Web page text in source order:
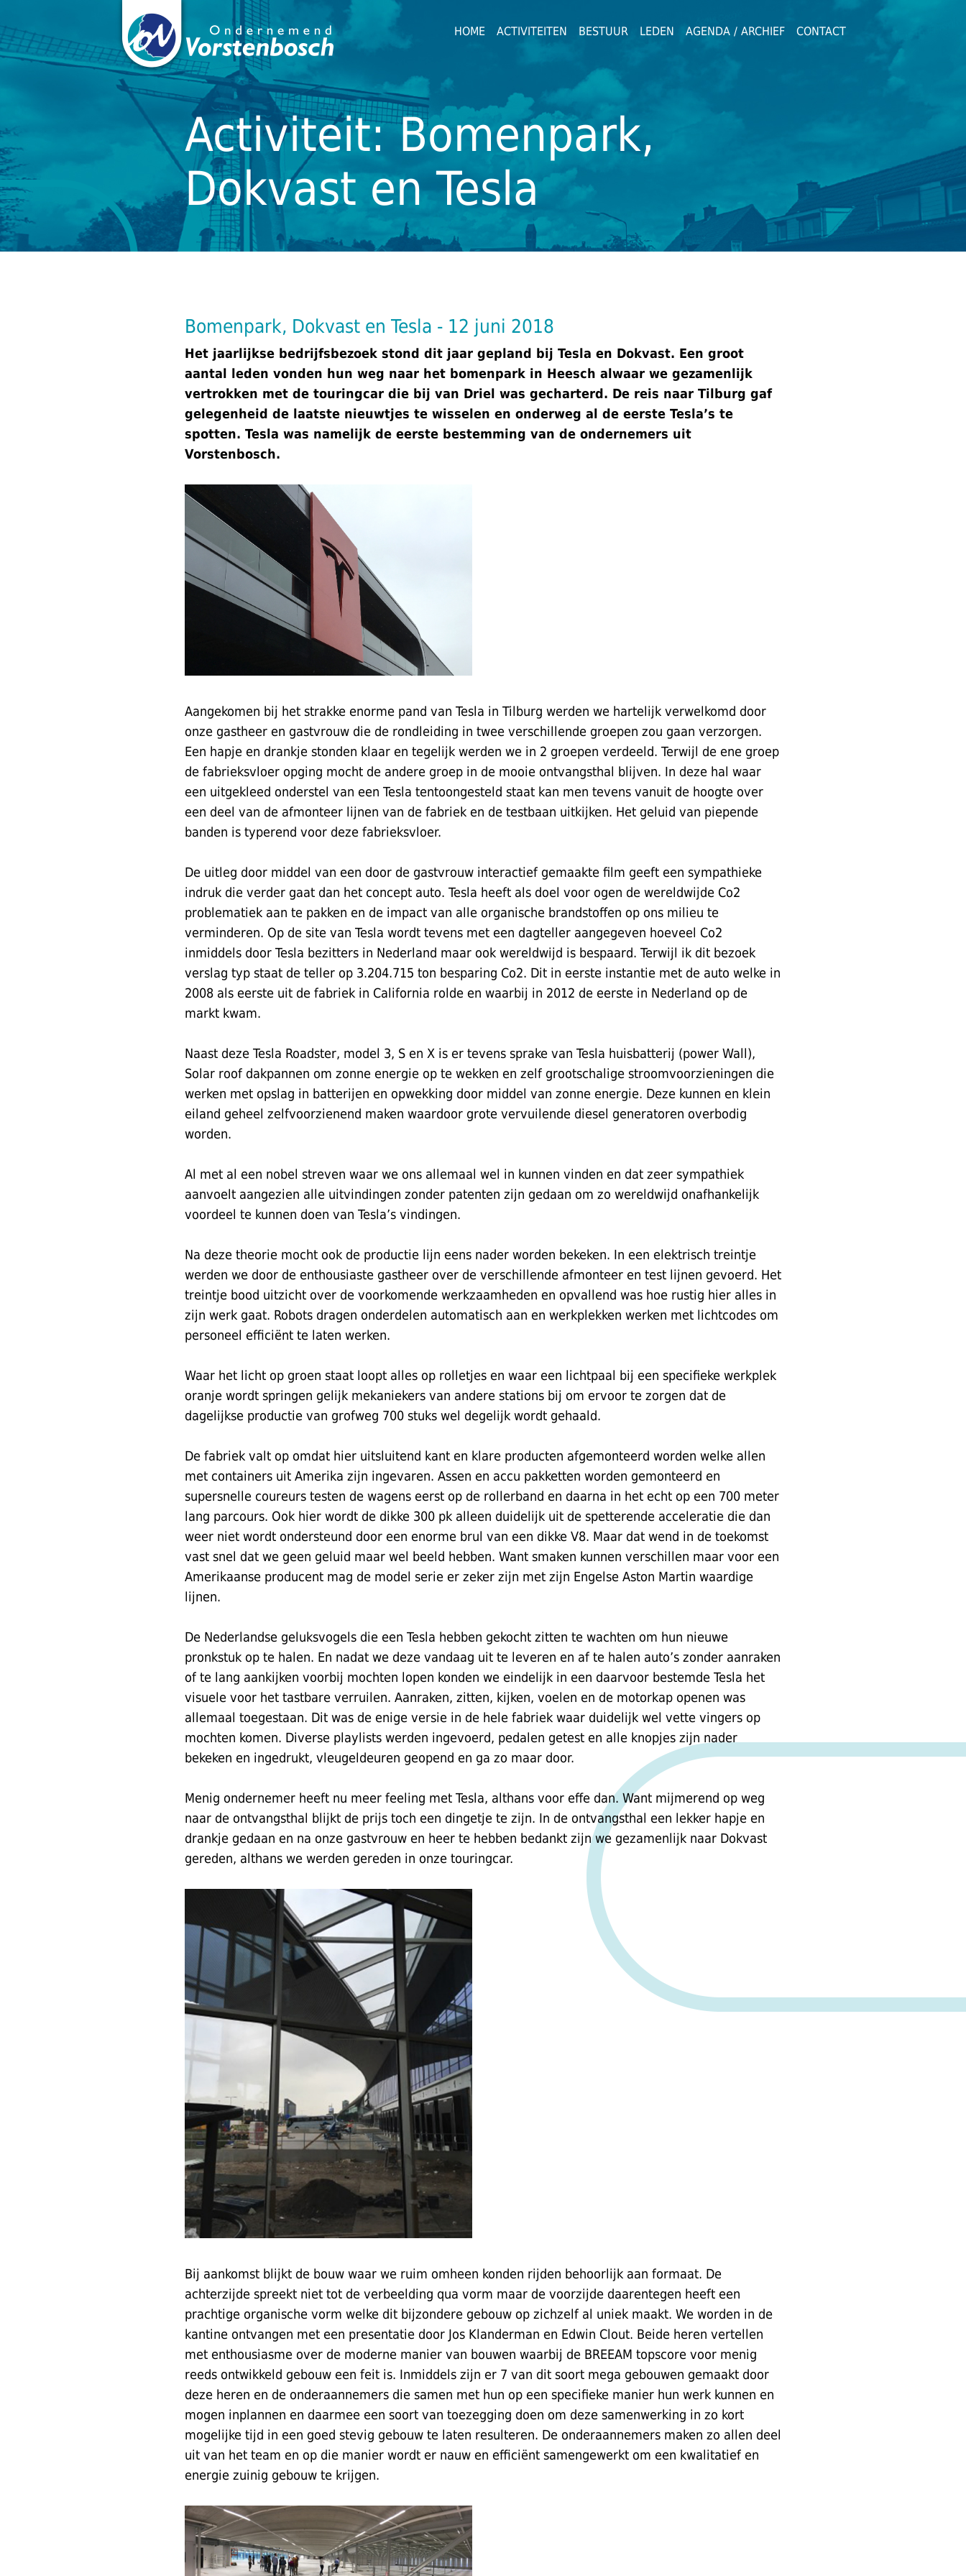
HOME ACTIVITEITEN BESTUUR LEDEN AGENDA / ARCHIEF CONTACT
Activiteit: Bomenpark,
Dokvast en Tesla
Bomenpark, Dokvast en Tesla - 12 juni 2018
Het jaarlijkse bedrijfsbezoek stond dit jaar gepland bij Tesla en Dokvast. Een groot
aantal leden vonden hun weg naar het bomenpark in Heesch alwaar we gezamenlijk
vertrokken met de touringcar die bij van Driel was gecharterd. De reis naar Tilburg gaf
gelegenheid de laatste nieuwtjes te wisselen en onderweg al de eerste Tesla’s te
spotten. Tesla was namelijk de eerste bestemming van de ondernemers uit
Vorstenbosch.
Aangekomen bij het strakke enorme pand van Tesla in Tilburg werden we hartelijk verwelkomd door
onze gastheer en gastvrouw die de rondleiding in twee verschillende groepen zou gaan verzorgen.
Een hapje en drankje stonden klaar en tegelijk werden we in 2 groepen verdeeld. Terwijl de ene groep
de fabrieksvloer opging mocht de andere groep in de mooie ontvangsthal blijven. In deze hal waar
een uitgekleed onderstel van een Tesla tentoongesteld staat kan men tevens vanuit de hoogte over
een deel van de afmonteer lijnen van de fabriek en de testbaan uitkijken. Het geluid van piepende
banden is typerend voor deze fabrieksvloer.
De uitleg door middel van een door de gastvrouw interactief gemaakte film geeft een sympathieke
indruk die verder gaat dan het concept auto. Tesla heeft als doel voor ogen de wereldwijde Co2
problematiek aan te pakken en de impact van alle organische brandstoffen op ons milieu te
verminderen. Op de site van Tesla wordt tevens met een dagteller aangegeven hoeveel Co2
inmiddels door Tesla bezitters in Nederland maar ook wereldwijd is bespaard. Terwijl ik dit bezoek
verslag typ staat de teller op 3.204.715 ton besparing Co2. Dit in eerste instantie met de auto welke in
2008 als eerste uit de fabriek in California rolde en waarbij in 2012 de eerste in Nederland op de
markt kwam.
Naast deze Tesla Roadster, model 3, S en X is er tevens sprake van Tesla huisbatterij (power Wall),
Solar roof dakpannen om zonne energie op te wekken en zelf grootschalige stroomvoorzieningen die
werken met opslag in batterijen en opwekking door middel van zonne energie. Deze kunnen en klein
eiland geheel zelfvoorzienend maken waardoor grote vervuilende diesel generatoren overbodig
worden.
Al met al een nobel streven waar we ons allemaal wel in kunnen vinden en dat zeer sympathiek
aanvoelt aangezien alle uitvindingen zonder patenten zijn gedaan om zo wereldwijd onafhankelijk
voordeel te kunnen doen van Tesla’s vindingen.
Na deze theorie mocht ook de productie lijn eens nader worden bekeken. In een elektrisch treintje
werden we door de enthousiaste gastheer over de verschillende afmonteer en test lijnen gevoerd. Het
treintje bood uitzicht over de voorkomende werkzaamheden en opvallend was hoe rustig hier alles in
zijn werk gaat. Robots dragen onderdelen automatisch aan en werkplekken werken met lichtcodes om
personeel efficiënt te laten werken.
Waar het licht op groen staat loopt alles op rolletjes en waar een lichtpaal bij een specifieke werkplek
oranje wordt springen gelijk mekaniekers van andere stations bij om ervoor te zorgen dat de
dagelijkse productie van grofweg 700 stuks wel degelijk wordt gehaald.
De fabriek valt op omdat hier uitsluitend kant en klare producten afgemonteerd worden welke allen
met containers uit Amerika zijn ingevaren. Assen en accu pakketten worden gemonteerd en
supersnelle coureurs testen de wagens eerst op de rollerband en daarna in het echt op een 700 meter
lang parcours. Ook hier wordt de dikke 300 pk alleen duidelijk uit de spetterende acceleratie die dan
weer niet wordt ondersteund door een enorme brul van een dikke V8. Maar dat wend in de toekomst
vast snel dat we geen geluid maar wel beeld hebben. Want smaken kunnen verschillen maar voor een
Amerikaanse producent mag de model serie er zeker zijn met zijn Engelse Aston Martin waardige
lijnen.
De Nederlandse geluksvogels die een Tesla hebben gekocht zitten te wachten om hun nieuwe
pronkstuk op te halen. En nadat we deze vandaag uit te leveren en af te halen auto’s zonder aanraken
of te lang aankijken voorbij mochten lopen konden we eindelijk in een daarvoor bestemde Tesla het
visuele voor het tastbare verruilen. Aanraken, zitten, kijken, voelen en de motorkap openen was
allemaal toegestaan. Dit was de enige versie in de hele fabriek waar duidelijk wel vette vingers op
mochten komen. Diverse playlists werden ingevoerd, pedalen getest en alle knopjes zijn nader
bekeken en ingedrukt, vleugeldeuren geopend en ga zo maar door.
Menig ondernemer heeft nu meer feeling met Tesla, althans voor effe dan. Want mijmerend op weg
naar de ontvangsthal blijkt de prijs toch een dingetje te zijn. In de ontvangsthal een lekker hapje en
drankje gedaan en na onze gastvrouw en heer te hebben bedankt zijn we gezamenlijk naar Dokvast
gereden, althans we werden gereden in onze touringcar.
Bij aankomst blijkt de bouw waar we ruim omheen konden rijden behoorlijk aan formaat. De
achterzijde spreekt niet tot de verbeelding qua vorm maar de voorzijde daarentegen heeft een
prachtige organische vorm welke dit bijzondere gebouw op zichzelf al uniek maakt. We worden in de
kantine ontvangen met een presentatie door Jos Klanderman en Edwin Clout. Beide heren vertellen
met enthousiasme over de moderne manier van bouwen waarbij de BREEAM topscore voor menig
reeds ontwikkeld gebouw een feit is. Inmiddels zijn er 7 van dit soort mega gebouwen gemaakt door
deze heren en de onderaannemers die samen met hun op een specifieke manier hun werk kunnen en
mogen inplannen en daarmee een soort van toezegging doen om deze samenwerking in zo kort
mogelijke tijd in een goed stevig gebouw te laten resulteren. De onderaannemers maken zo allen deel
uit van het team en op die manier wordt er nauw en efficiënt samengewerkt om een kwalitatief en
energie zuinig gebouw te krijgen.